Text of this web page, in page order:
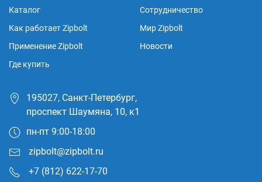
Каталог
Как работает Zipbolt
Применение Zipbolt
Где купить
Сотрудничество
Мир Zipbolt
Новости
195027, Санкт-Петербург,
проспект Шаумяна, 10, к1
пн-пт 9:00-18:00
zipbolt@zipbolt.ru
+7 (812) 622-17-70